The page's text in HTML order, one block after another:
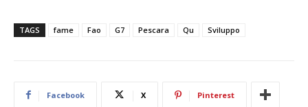
TAGS fame Fao G7 Pescara Qu Sviluppo
Facebook X Pinterest